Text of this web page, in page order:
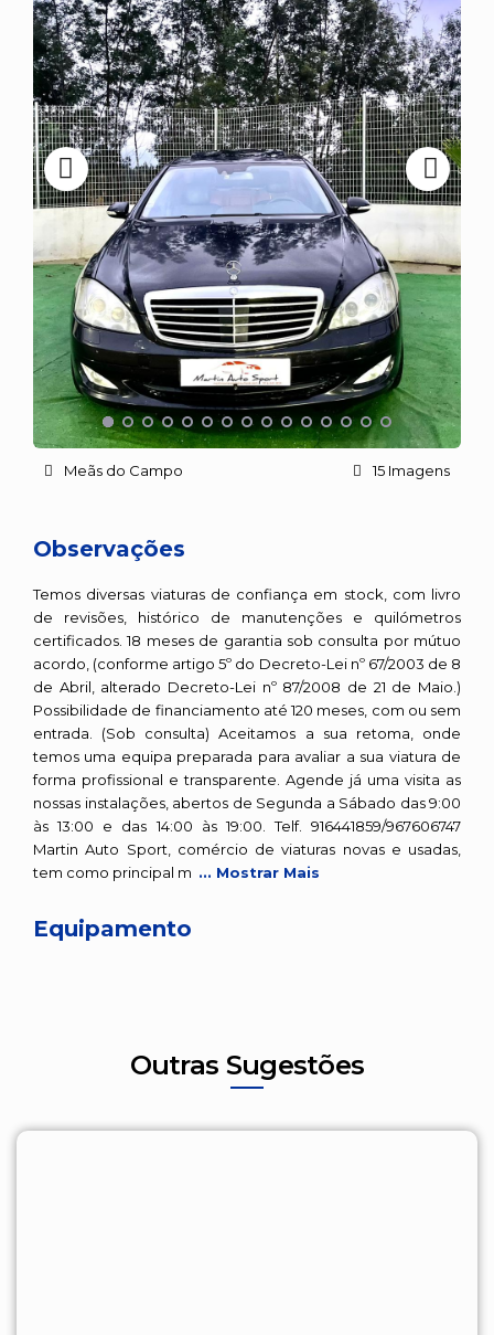
Meãs do Campo 15 Imagens
Observações
Temos diversas viaturas de confiança em stock, com livro
de revisões, histórico de manutenções e quilómetros
certificados. 18 meses de garantia sob consulta por mútuo
acordo, (conforme artigo 5º do Decreto-Lei nº 67/2003 de 8
de Abril, alterado Decreto-Lei nº 87/2008 de 21 de Maio.)
Possibilidade de financiamento até 120 meses, com ou sem
entrada. (Sob consulta) Aceitamos a sua retoma, onde
temos uma equipa preparada para avaliar a sua viatura de
forma profissional e transparente. Agende já uma visita as
nossas instalações, abertos de Segunda a Sábado das 9:00
às 13:00 e das 14:00 às 19:00. Telf. 916441859/967606747
Martin Auto Sport, comércio de viaturas novas e usadas,
tem como principal m ... Mostrar Mais
Equipamento
Outras Sugestões